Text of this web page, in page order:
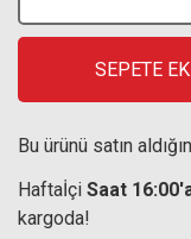
SEPETE
Bu ürünü satın
Haftaİçi Saat
kargoda!